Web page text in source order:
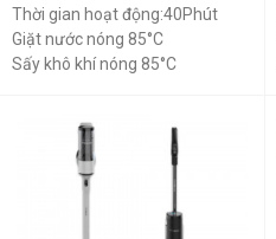
Thời gian hoạt động:40Phút
Giặt nước nóng 85°C
Sấy khô khí nóng 85°C